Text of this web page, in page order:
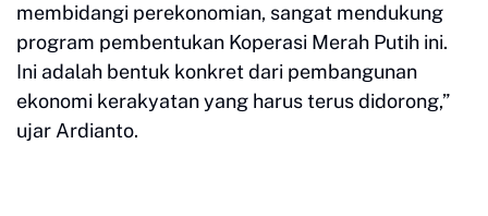
membidangi perekonomian, sangat mendukung
program pembentukan Koperasi Merah Putih ini.
Ini adalah bentuk konkret dari pembangunan
ekonomi kerakyatan yang harus terus didorong,”
ujar Ardianto.